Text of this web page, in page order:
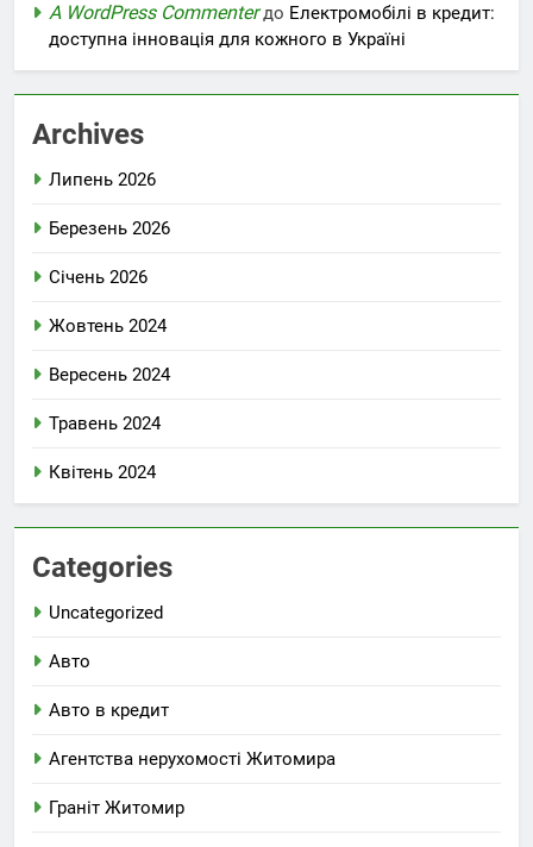
A WordPress Commenterдо Електромобілі в кредит:
доступна інновація для кожного в Україні
Archives
Липень 2026
Березень 2026
Січень 2026
Жовтень 2024
Вересень 2024
Травень 2024
Квітень 2024
Categories
Uncategorized
Авто
Авто в кредит
Агентства нерухомості Житомира
Граніт Житомир